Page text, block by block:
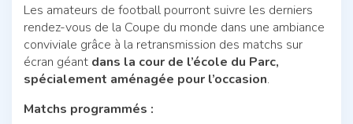
Les amateurs de football pourront suivre les derniers
rendez-vous de la Coupe du monde dans une ambiance
conviviale grâce à la retransmission des matchs sur
écran géant dans la cour de l’école du Parc,
spécialement aménagée pour l’occasion.
Matchs programmés :